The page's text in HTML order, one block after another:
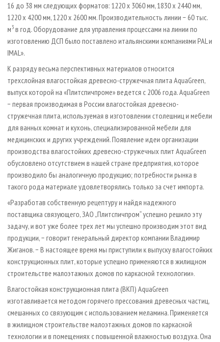
16 до 38 мм следующих форматов: 1220 х 3060 мм, 1830 х 2440 мм,
1220 х 4200 мм, 1220 х 2600 мм. Производительность линии − 60 тыс.
м3 в год. Оборудование для управления процессами на линии по
изготовлению ДСП было поставлено итальянскими компаниями PAL и
IMAL».
К разряду весьма перспективных материалов относится
трехслойная влагостойкая древесно-стружечная плита AquaGreen,
выпуск которой на «Плитспичпроме» ведется с 2006 года. AquaGreen
− первая производимая в России влагостойкая древесно-
стружечная плита, используемая в изготовлении столешниц и мебели
для ванных комнат и кухонь, специализированной мебели для
медицинских и других учреждений. Появление идеи организации
производства влагостойких древесно-стружечных плит AquaGreen
обусловлено отсутствием в нашей стране предприятия, которое
производило бы аналогичную продукцию; потребности рынка в
такого рода материале удовлетворялись только за счет импорта.
«Разработав собственную рецептуру и найдя надежного
поставщика связующего, ЗАО „Плитспичпром“ успешно решило эту
задачу, и вот уже более трех лет мы успешно производим этот вид
продукции, − говорит генеральный директор компании Владимир
Жиганов. − В настоящее время мы приступили к выпуску влагостойких
конструкционных плит, которые успешно применяются в жилищном
строительстве малоэтажных домов по каркасной технологии».
Влагостойкая конструкционная плита (ВКП) AquaGreen
изготавливается методом горячего прессования древесных частиц,
смешанных со связующим с использованием меламина. Применяется
в жилищном строительстве малоэтажных домов по каркасной
технологии и в помещениях с повышенной влажностью воздуха. Она